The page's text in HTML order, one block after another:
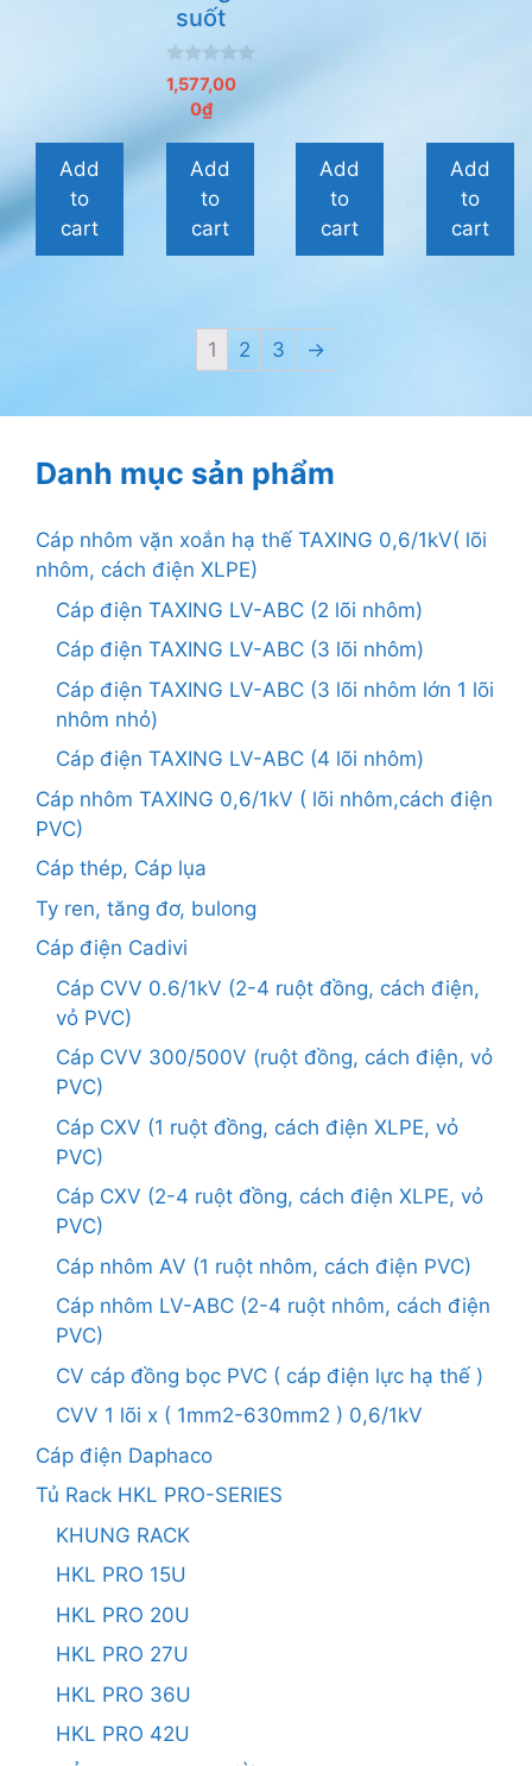
Add
to
cart
suốt
0
n
à
1,577,00
0₫
Add
to
cart
Add
to
cart
Add
to
cart
1 2 3 →
Danh mục sản phẩm
Cáp nhôm vặn xoắn hạ thế TAXING 0,6/1kV( lõi
nhôm, cách điện XLPE)
Cáp điện TAXING LV-ABC (2 lõi nhôm)
Cáp điện TAXING LV-ABC (3 lõi nhôm)
Cáp điện TAXING LV-ABC (3 lõi nhôm lớn 1 lõi
nhôm nhỏ)
Cáp điện TAXING LV-ABC (4 lõi nhôm)
Cáp nhôm TAXING 0,6/1kV ( lõi nhôm,cách điện
PVC)
Cáp thép, Cáp lụa
Ty ren, tăng đơ, bulong
Cáp điện Cadivi
Cáp CVV 0.6/1kV (2-4 ruột đồng, cách điện,
vỏ PVC)
Cáp CVV 300/500V (ruột đồng, cách điện, vỏ
PVC)
Cáp CXV (1 ruột đồng, cách điện XLPE, vỏ
PVC)
Cáp CXV (2-4 ruột đồng, cách điện XLPE, vỏ
PVC)
Cáp nhôm AV (1 ruột nhôm, cách điện PVC)
Cáp nhôm LV-ABC (2-4 ruột nhôm, cách điện
PVC)
CV cáp đồng bọc PVC ( cáp điện lực hạ thế )
CVV 1 lõi x ( 1mm2-630mm2 ) 0,6/1kV
Cáp điện Daphaco
Tủ Rack HKL PRO-SERIES
KHUNG RACK
HKL PRO 15U
HKL PRO 20U
HKL PRO 27U
HKL PRO 36U
HKL PRO 42U